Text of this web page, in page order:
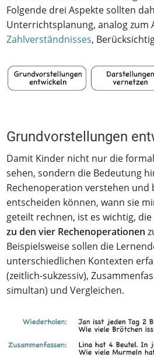
Folgende drei Aspekte sollten
Unterrichtsplanung, analog zum
Zahlverständnisses,
Grundvorstellungen
Damit Kinder nicht nur die
sehen, sondern die Bedeutung
Rechenoperation verstehen und
entscheiden können, wann sie
geteilt rechnen, ist es wichtig, die
zu den vier Rechenoperationen
Beispielsweise sollen die
unterschiedlichen Kontexten
(zeitlich-sukzessiv),
simultan) und Vergleichen.